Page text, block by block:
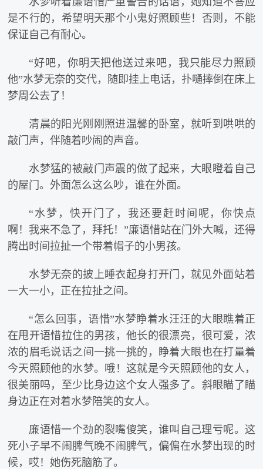
是不行的，希望明天那个小鬼好照顾些！否则，不能
保证自己有耐心。
“好吧，你明天把他送过来吧，我只能尽力照顾
他”水梦无奈的交代，随即挂上电话，扑嗵摔倒在床上
梦周公去了！
清晨的阳光刚刚照进温馨的卧室，就听到哄哄的
敲门声，伴随着吵闹的声音。
水梦猛的被敲门声震的做了起来，大眼瞪着自己
的屋门。外面怎么这么吵，谁在外面。
“水梦，快开门了，我还要赶时间呢，你快点
啊！我来不急了，拜托！”廉语惜站在门外大喊，还得
腾出时间拉扯一个带着帽子的小男孩。
水梦无奈的披上睡衣起身打开门，就见外面站着
一大一小，正在拉扯之间。
“怎么回事，语惜”水梦睁着水汪汪的大眼瞧着正
在甩开语惜拉住的男孩，他长的很漂亮，很可爱，浓
浓的眉毛说话之间一挑一挑的，睁着大眼也在打量着
今天照顾他的水梦。哦！这就是今天照顾他的女人，
很美丽吗，至少比身边这个女人强多了。斜眼瞄了瞄
身边正在对着水梦陪笑的女人。
廉语惜一个劲的裂嘴傻笑，谁叫自己理亏呢。这
死小子早不闹脾气晚不闹脾气，偏偏在水梦出现的时
候，哎！她伤死脑筋了。